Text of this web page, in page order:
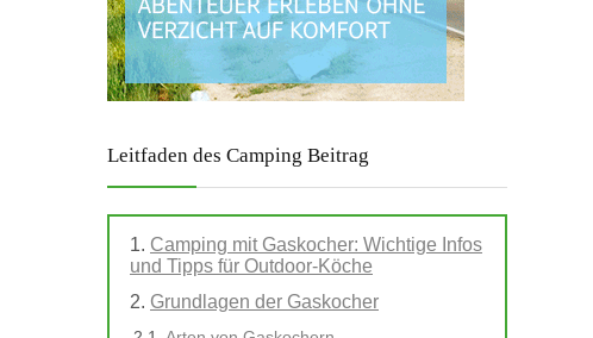
Leitfaden des Camping Beitrag
Camping mit Gaskocher: Wichtige Infos
und Tipps für Outdoor-Köche
Grundlagen der Gaskocher